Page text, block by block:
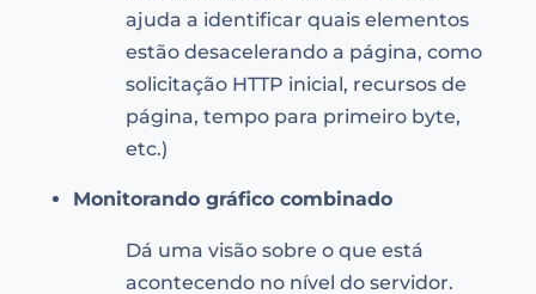
ajuda a identificar quais elementos
estão desacelerando a página, como
solicitação HTTP inicial, recursos de
página, tempo para primeiro byte,
etc.)
Monitorando gráfico combinado
Dá uma visão sobre o que está
acontecendo no nível do servidor.